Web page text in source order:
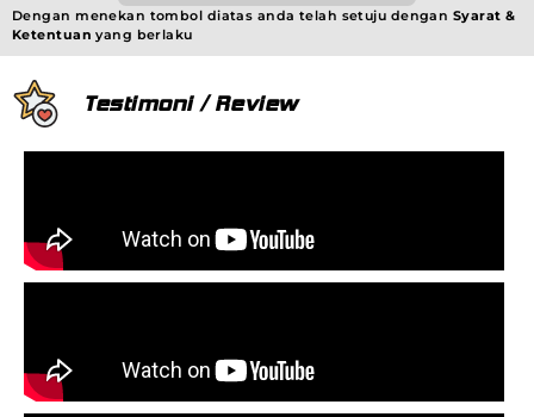
Dengan menekan tombol diatas anda telah setuju dengan Syarat &
Ketentuan yang berlaku
Testimoni / Review